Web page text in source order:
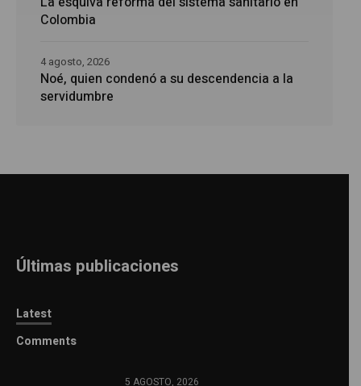
Colombia
Noé, quien condenó a su descendencia a la
servidumbre
4 agosto, 2026
Últimas publicaciones
Latest
Comments
5 AGOSTO, 2026